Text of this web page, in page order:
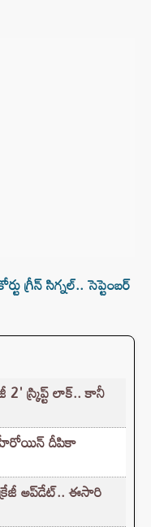
గ్రీన్ సిగ్నల్.. సెప్టెంబర్
స్క్రిప్ట్ లాక్.. కానీ
హీరోయిన్ దీపికా
అప్‌డేట్.. ఈసారి